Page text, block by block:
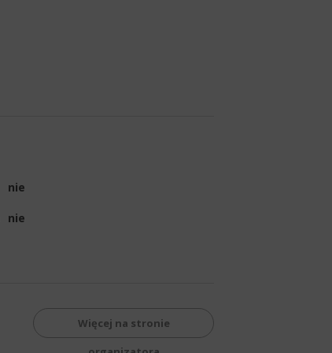
nie
nie
Więcej na stronie